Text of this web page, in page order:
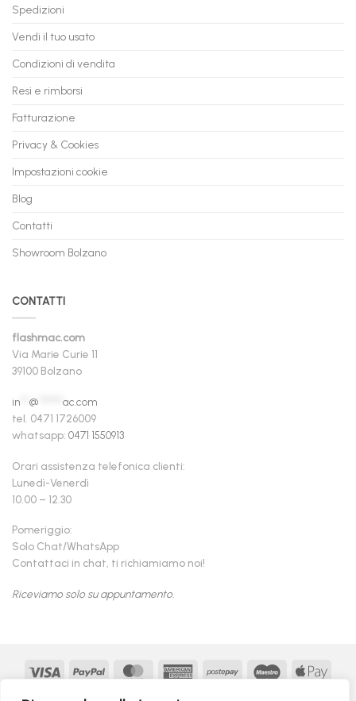
Spedizioni
Vendi il tuo usato
Condizioni di vendita
Resi e rimborsi
Fatturazione
Privacy & Cookies
Impostazioni cookie
Blog
Contatti
Showroom Bolzano
CONTATTI
flashmac.com
Via Marie Curie 11
39100 Bolzano
in @
ac.com
tel. 0471 1726009
whatsapp: 0471 1550913
Orari assistenza telefonica clienti:
Lunedì-Venerdì
10.00 – 12.30
Pomeriggio:
Solo Chat/WhatsApp
Contattaci in chat, ti richiamiamo noi!
Riceviamo solo su appuntamento.
Visa PayPal MasterCardAmericanPostepay Maestro
Google MasterCardKlarna